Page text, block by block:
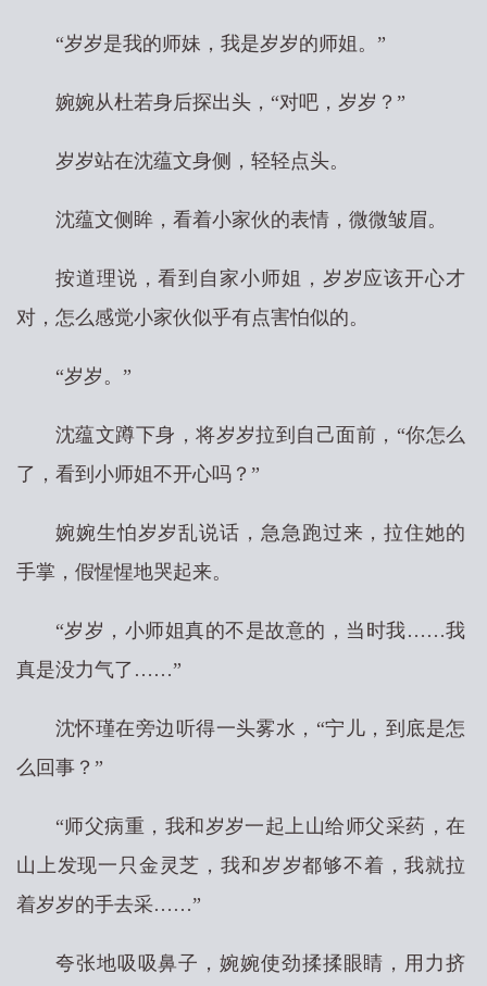
“岁岁是我的师妹，我是岁岁的师姐。”
婉婉从杜若身后探出头，“对吧，岁岁？”
岁岁站在沈蕴文身侧，轻轻点头。
沈蕴文侧眸，看着小家伙的表情，微微皱眉。
按道理说，看到自家小师姐，岁岁应该开心才
对，怎么感觉小家伙似乎有点害怕似的。
“岁岁。”
沈蕴文蹲下身，将岁岁拉到自己面前，“你怎么
了，看到小师姐不开心吗？”
婉婉生怕岁岁乱说话，急急跑过来，拉住她的
手掌，假惺惺地哭起来。
“岁岁，小师姐真的不是故意的，当时我……我
真是没力气了……”
沈怀瑾在旁边听得一头雾水，“宁儿，到底是怎
么回事？”
“师父病重，我和岁岁一起上山给师父采药，在
山上发现一只金灵芝，我和岁岁都够不着，我就拉
着岁岁的手去采……”
夸张地吸吸鼻子，婉婉使劲揉揉眼睛，用力挤